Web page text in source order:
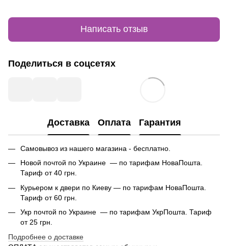
Написать отзыв
Поделиться в соцсетях
Доставка Оплата Гарантия
Самовывоз из нашего магазина - бесплатно.
Новой почтой по Украине — по тарифам НоваПошта.
Тариф от 40 грн.
Курьером к двери по Киеву — по тарифам НоваПошта.
Тариф от 60 грн.
Укр почтой по Украине — по тарифам УкрПошта. Тариф
от 25 грн.
Подробнее о доставке